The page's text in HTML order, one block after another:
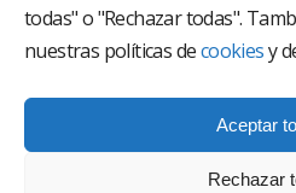
todas" o "Rechazar todas".
nuestras políticas decookiesy
Aceptar
Rechazar
Síguenos en